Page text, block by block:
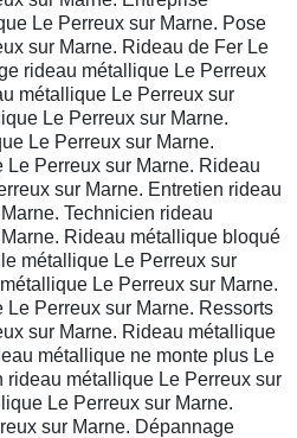
Le Perreux sur Marne. Pose
sur Marne. Rideau de Fer Le
rideau métallique Le Perreux
métallique Le Perreux sur
Le Perreux sur Marne.
Le Perreux sur Marne.
Perreux sur Marne. Rideau
sur Marne. Entretien rideau
Technicien rideau
Rideau métallique bloqué
métallique Le Perreux sur
Le Perreux sur Marne.
Perreux sur Marne. Ressorts
sur Marne. Rideau métallique
métallique ne monte plus Le
rideau métallique Le Perreux sur
Le Perreux sur Marne.
sur Marne. Dépannage